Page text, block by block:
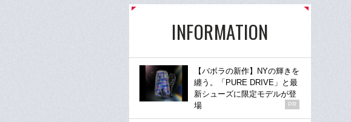
INFORMATION
【バボラの新作】NYの輝きを
纏う。「PURE DRIVE」と最
新シューズに限定モデルが登
場
PR